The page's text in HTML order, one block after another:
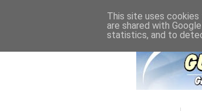
This site uses
are shared with
statistics, and to